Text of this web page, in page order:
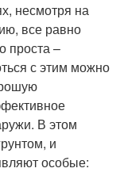
несмотря на
все равно
проста –
с этим можно
В этом
и
особые: